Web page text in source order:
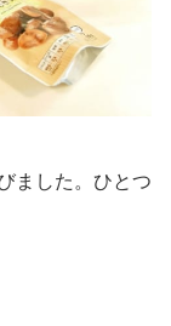
ました。ひとつ